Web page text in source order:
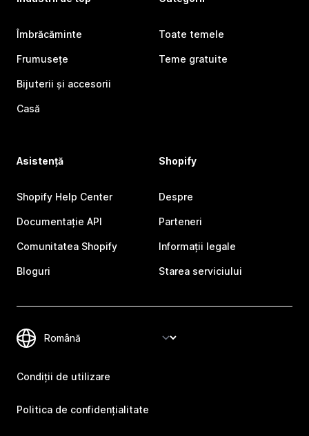
Îmbrăcăminte
Frumusețe
Bijuterii și accesorii
Casă
Toate temele
Teme gratuite
Asistență
Shopify Help Center
Documentație API
Comunitatea Shopify
Bloguri
Shopify
Despre
Parteneri
Informații legale
Starea serviciului
Condiții de utilizare
Politica de confidențialitate